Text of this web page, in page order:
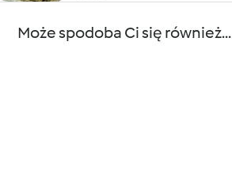
Może spodoba Ci się również...